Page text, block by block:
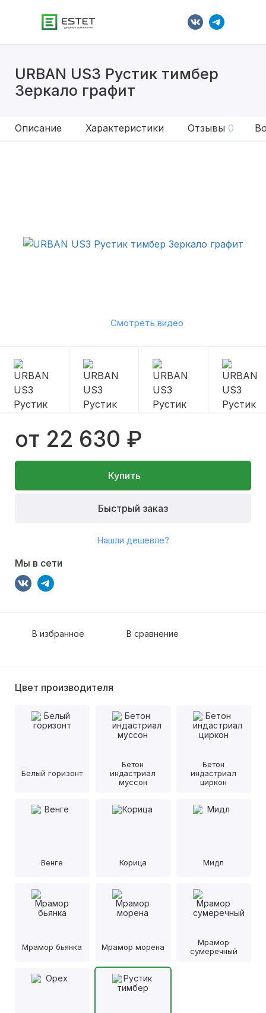
URBAN US3 Рустик тимбер
Зеркало графит
Описание Характеристики Отзывы 0
Смотреть видео
от 22 630 ₽
Купить
Быстрый заказ
Нашли дешевле?
Мы в сети
В избранное В сравнение
Цвет производителя
Белый горизонт
Бетон
индастриал
муссон
Бетон
индастриал
циркон
Венге Корица Мидл
Мрамор бьянка Мрамор морена
Мрамор
сумеречный